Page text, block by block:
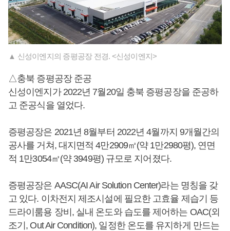
▲ 신성이엔지의 증평공장 전경. <신성이엔지>
△충북 증평공장 준공
신성이엔지가 2022년 7월20일 충북 증평공장을 준공하
고 준공식을 열었다.
증평공장은 2021년 8월부터 2022년 4월까지 9개월간의
공사를 거쳐, 대지면적 4만2909㎡(약 1만2980평), 연면
적 1만3054㎡(약 3949평) 규모로 지어졌다.
증평공장은 AASC(AI Air Solution Center)라는 명칭을 갖
고 있다. 이차전지 제조시설에 필요한 고효율 제습기 등
드라이룸용 장비, 실내 온도와 습도를 제어하는 OAC(외
조기, Out Air Condition), 일정한 온도를 유지하게 만드는